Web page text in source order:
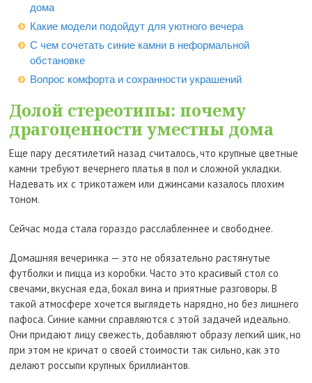
дома
Какие модели подойдут для уютного вечера
С чем сочетать синие камни в неформальной
обстановке
Вопрос комфорта и сохранности украшений
Долой стереотипы: почему
драгоценности уместны дома
Еще пару десятилетий назад считалось, что крупные цветные
камни требуют вечернего платья в пол и сложной укладки.
Надевать их с трикотажем или джинсами казалось плохим
тоном.
Сейчас мода стала гораздо расслабленнее и свободнее.
Домашняя вечеринка — это не обязательно растянутые
футболки и пицца из коробки. Часто это красивый стол со
свечами, вкусная еда, бокал вина и приятные разговоры. В
такой атмосфере хочется выглядеть нарядно, но без лишнего
пафоса. Синие камни справляются с этой задачей идеально.
Они придают лицу свежесть, добавляют образу легкий шик, но
при этом не кричат о своей стоимости так сильно, как это
делают россыпи крупных бриллиантов.